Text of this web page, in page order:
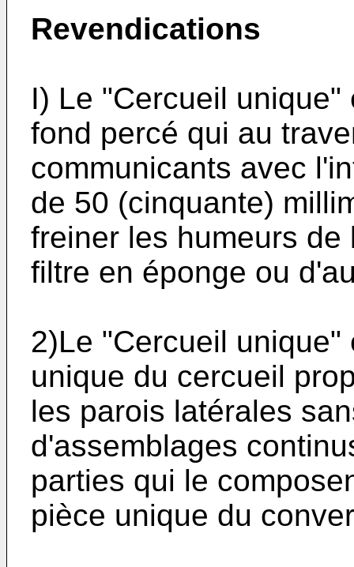
Revendications
I) Le "Cercueil
fond percé qui au
communicants avec
de 50 (cinquante)
freiner les humeurs
filtre en éponge ou
2)Le "Cercueil
unique du cercueil
les parois latérales
d'assemblages
parties qui le
pièce unique du